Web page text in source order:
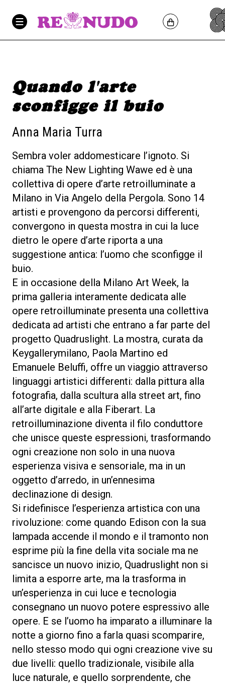
Quando l'arte
sconfigge il buio
Anna Maria Turra
Sembra voler addomesticare l’ignoto. Si
chiama The New Lighting Wawe ed è una
collettiva di opere d’arte retroilluminate a
Milano in Via Angelo della Pergola. Sono 14
artisti e provengono da percorsi differenti,
convergono in questa mostra in cui la luce
dietro le opere d’arte riporta a una
suggestione antica: l’uomo che sconfigge il
buio.
E in occasione della Milano Art Week, la
prima galleria interamente dedicata alle
opere retroilluminate presenta una collettiva
dedicata ad artisti che entrano a far parte del
progetto Quadruslight. La mostra, curata da
Keygallerymilano, Paola Martino ed
Emanuele Beluffi, offre un viaggio attraverso
linguaggi artistici differenti: dalla pittura alla
fotografia, dalla scultura alla street art, fino
all’arte digitale e alla Fiberart. La
retroilluminazione diventa il filo conduttore
che unisce queste espressioni, trasformando
ogni creazione non solo in una nuova
esperienza visiva e sensoriale, ma in un
oggetto d’arredo, in un’ennesima
declinazione di design.
Si ridefinisce l’esperienza artistica con una
rivoluzione: come quando Edison con la sua
lampada accende il mondo e il tramonto non
esprime più la fine della vita sociale ma ne
sancisce un nuovo inizio, Quadruslight non si
limita a esporre arte, ma la trasforma in
un’esperienza in cui luce e tecnologia
consegnano un nuovo potere espressivo alle
opere. E se l’uomo ha imparato a illuminare la
notte a giorno fino a farla quasi scomparire,
nello stesso modo qui ogni creazione vive su
due livelli: quello tradizionale, visibile alla
luce naturale, e quello sorprendente, che